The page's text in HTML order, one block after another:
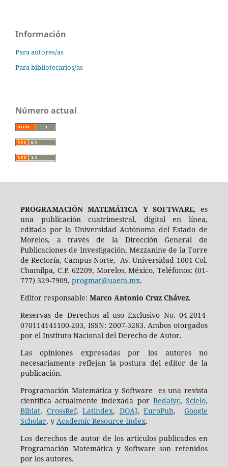
Información
Para autores/as
Para bibliotecarios/as
Número actual
PROGRAMACIÓN MATEMÁTICA Y SOFTWARE, es
una publicación cuatrimestral, digital en línea,
editada por la Universidad Autónoma del Estado de
Morelos, a través de la Dirección General de
Publicaciones de Investigación, Mezzanine de la Torre
de Rectoría, Campus Norte, Av. Universidad 1001 Col.
Chamilpa, C.P. 62209, Morelos, México, Teléfonos: (01-
777) 329-7909, progmat@uaem.mx.
Editor responsable: Marco Antonio Cruz Chávez.
Reservas de Derechos al uso Exclusivo No. 04-2014-
070114141100-203, ISSN: 2007-3283. Ambos otorgados
por el Instituto Nacional del Derecho de Autor.
Las opiniones expresadas por los autores no
necesariamente reflejan la postura del editor de la
publicación.
Programación Matemática y Software es una revista
científica actualmente indexada por Redalyc,Scielo,
Biblat, CrossRef,Latindex, DOAJ,EuroPub,Google
Scholar, y Academic Resource Index.
Los derechos de autor de los artículos publicados en
Programación Matemática y Software son retenidos
por los autores.